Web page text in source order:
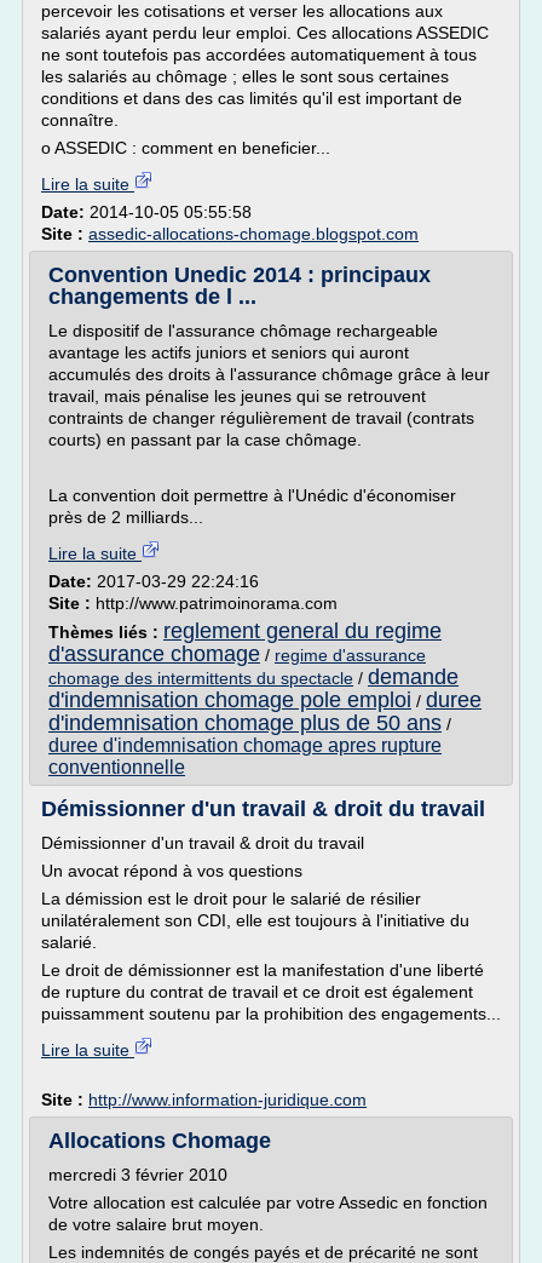
percevoir les cotisations et verser les allocations aux
salariés ayant perdu leur emploi. Ces allocations ASSEDIC
ne sont toutefois pas accordées automatiquement à tous
les salariés au chômage ; elles le sont sous certaines
conditions et dans des cas limités qu'il est important de
connaître.
o ASSEDIC : comment en beneficier...
Lire la suite
Date: 2014-10-05 05:55:58
Site : assedic-allocations-chomage.blogspot.com
Convention Unedic 2014 : principaux
changements de l ...
Le dispositif de l'assurance chômage rechargeable
avantage les actifs juniors et seniors qui auront
accumulés des droits à l'assurance chômage grâce à leur
travail, mais pénalise les jeunes qui se retrouvent
contraints de changer régulièrement de travail (contrats
courts) en passant par la case chômage.
La convention doit permettre à l'Unédic d'économiser
près de 2 milliards...
Lire la suite
Date: 2017-03-29 22:24:16
Site : http://www.patrimoinorama.com
Thèmes liés : reglement general du regime
d'assurance chomage / regime d'assurance
chomage des intermittents du spectacle / demande
d'indemnisation chomage pole emploi / duree
d'indemnisation chomage plus de 50 ans /
duree d'indemnisation chomage apres rupture
conventionnelle
Démissionner d'un travail & droit du travail
Démissionner d'un travail & droit du travail
Un avocat répond à vos questions
La démission est le droit pour le salarié de résilier
unilatéralement son CDI, elle est toujours à l'initiative du
salarié.
Le droit de démissionner est la manifestation d'une liberté
de rupture du contrat de travail et ce droit est également
puissamment soutenu par la prohibition des engagements...
Lire la suite
Site : http://www.information-juridique.com
Allocations Chomage
mercredi 3 février 2010
Votre allocation est calculée par votre Assedic en fonction
de votre salaire brut moyen.
Les indemnités de congés payés et de précarité ne sont